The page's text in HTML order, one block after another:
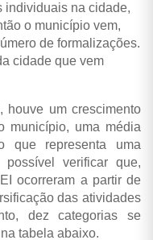
individuais na cidade,
o município vem,
de formalizações.
cidade que vem
um crescimento
município, uma média
que representa uma
verificar que,
ocorreram a partir de
das atividades
dez categorias se
tabela abaixo.